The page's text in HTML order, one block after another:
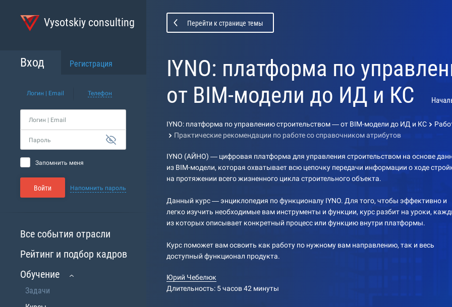
Vysotskiy consulting
Вход Регистрация
Логин | Email Телефон
Логин | Email
Пароль
Запомнить меня
Войти Напомнить пароль
Все события отрасли
Рейтинг и подбор кадров
Обучение
Задачи
Перейти к странице темы
IYNO: платформа по
от BIM-модели до ИД и КС
IYNO: платформа по управлению строительством — от BIM-модели до ИД и КС
Практические рекомендации по работе со справочником атрибутов
IYNO (АЙНО) — цифровая платформа для управления строительством на основе
из BIM-модели, которая охватывает всю цепочку передачи информации о ходе
на протяжении всего жизненного цикла строительного объекта.
Данный курс — энциклопедия по функционалу IYNO. Для того, чтобы эффективно и
легко изучить необходимые вам инструменты и функции, курс разбит на уроки,
из которых описывает конкретный процесс или функцию внутри платформы.
Курс поможет вам освоить как работу по нужному вам направлению, так и весь
доступный функционал продукта.
Юрий Чебелюк
Длительность: 5 часов 42 минуты